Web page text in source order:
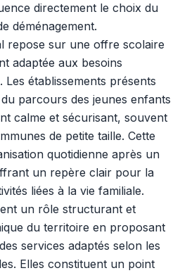
directement le choix du
déménagement.
repose sur une offre scolaire
adaptée aux besoins
Les établissements présents
parcours des jeunes enfants
calme et sécurisant, souvent
de petite taille. Cette
quotidienne après un
un repère clair pour la
liées à la vie familiale.
un rôle structurant et
du territoire en proposant
services adaptés selon les
Elles constituent un point